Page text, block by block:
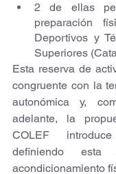
2 de ellas
preparación
Deportivos y
Superiores
Esta reserva de
congruente con la
autonómica y,
adelante, la
COLEF
definiendo esta
acondicionamiento